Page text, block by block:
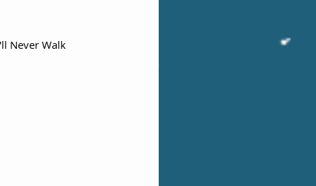
Never Walk